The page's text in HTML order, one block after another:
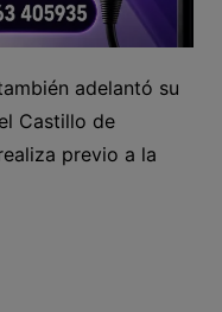
adelantó su
Castillo de
previo a la